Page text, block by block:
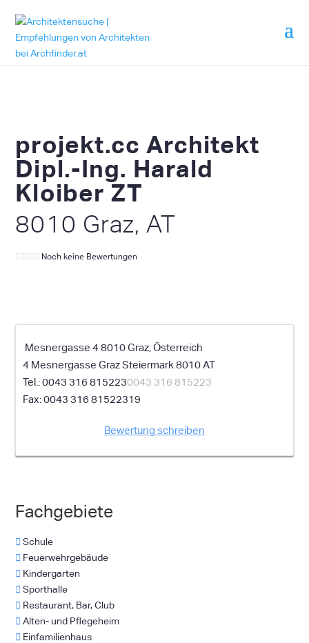
projekt.cc Architekt
Dipl.-Ing. Harald
Kloiber ZT
8010 Graz, AT
Noch keine Bewertungen
Mesnergasse 4 8010 Graz, Österreich
4 Mesnergasse Graz Steiermark 8010 AT
0043 316 8152230043 316 815223
0043 316 81522319
Bewertung schreiben
Fachgebiete
Schule
Feuerwehrgebäude
Kindergarten
Sporthalle
Restaurant, Bar, Club
Alten- und Pflegeheim
Einfamilienhaus